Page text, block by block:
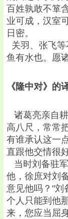
百姓孰敢不箪
业可成，汉室
日密。
关羽、张飞
鱼有水也。愿
《隆中对》的
诸葛亮亲自
高八尺，常常
有谁承认这一
直跟他交情很
当时刘备驻
他，徐庶对刘
意见他吗？"刘
个人只能到他
来，您应当屈